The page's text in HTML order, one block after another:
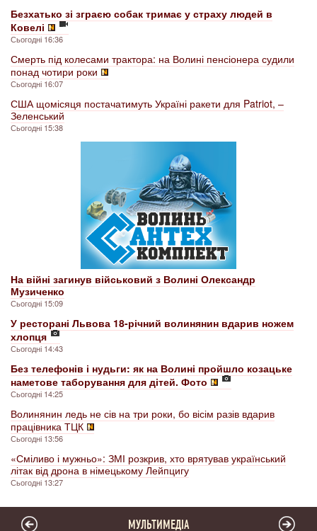
Безхатько зі зграєю собак тримає у страху людей в
Ковелі
Сьогодні 16:36
Смерть під колесами трактора: на Волині пенсіонера судили
понад чотири роки
Сьогодні 16:07
США щомісяця постачатимуть Україні ракети для Patriot, –
Зеленський
Сьогодні 15:38
На війні загинув військовий з Волині Олександр
Музиченко
Сьогодні 15:09
У ресторані Львова 18-річний волинянин вдарив ножем
хлопця
Сьогодні 14:43
Без телефонів і нудьги: як на Волині пройшло козацьке
наметове таборування для дітей. Фото
Сьогодні 14:25
Волинянин ледь не сів на три роки, бо вісім разів вдарив
працівника ТЦК
Сьогодні 13:56
«Сміливо і мужньо»: ЗМІ розкрив, хто врятував український
літак від дрона в німецькому Лейпцигу
Сьогодні 13:27
МУЛЬТИМЕДІА